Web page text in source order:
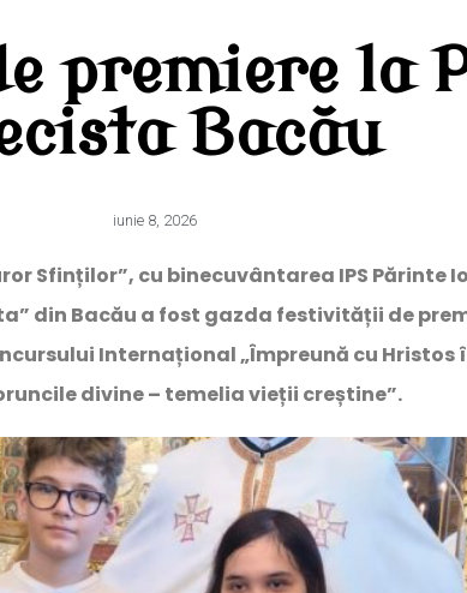
premiere la
Bacău
iunie 8, 2026
Sfinților”, cu binecuvântarea IPS Părinte
din Bacău a fost gazda festivității de
Internațional „Împreună cu Hristos
divine – temelia vieții creștine”.